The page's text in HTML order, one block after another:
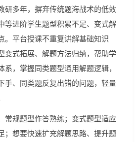
研多年，摒弃传统题海战术的低效
等进阶学生题型积累不足、变式解
。平台授课不重复讲解基础知识
变式拓展、解题方法归纳，帮助学
，掌握同类题型通用解题逻辑，
手、同类题反复出错的问题，轻量
常规题型作答熟练；变式题型适应
；想要快速扩充解题思路、提升题